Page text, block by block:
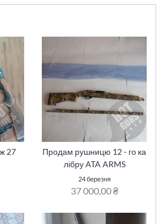
27
Продам рушницю 12 - го ка
лібру ATA ARMS
24 березня
37 000,00 ₴